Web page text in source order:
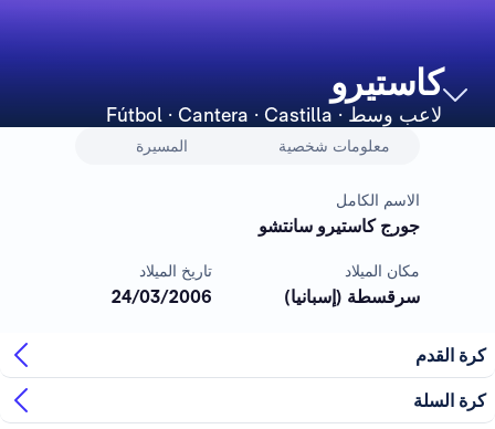
كاستيرو
لاعب وسط · Fútbol · Cantera · Castilla
معلومات شخصية المسيرة
الاسم الكامل
جورج كاستيرو سانتشو
مكان الميلاد
سرقسطة (إسبانيا)
تاريخ الميلاد
24/03/2006
كرة القدم
كرة السلة